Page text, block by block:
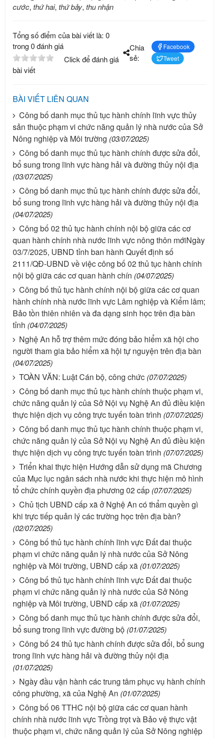
cước, thứ hai, thứ bảy, thu nhận
Tổng số điểm của bài viết là: 0
trong 0 đánh giá
Click để đánh giá
bài viết
Chia
sẻ:
Facebook
Tweet
BÀI VIẾT LIÊN QUAN
Công bố danh mục thủ tục hành chính lĩnh vực thủy
sản thuộc phạm vi chức năng quản lý nhà nước của Sở
Nông nghiệp và Môi trường (03/07/2025)
Công bố danh mục thủ tục hành chính được sửa đổi,
bổ sung trong lĩnh vực hàng hải và đường thủy nội địa
(03/07/2025)
Công bố danh mục thủ tục hành chính được sửa đổi,
bổ sung trong lĩnh vực hàng hải và đường thủy nội địa
(04/07/2025)
Công bố 02 thủ tục hành chính nội bộ giữa các cơ
quan hành chính nhà nước lĩnh vực nông thôn mớiNgày
03/7/2025, UBND tỉnh ban hành Quyết định số
2111/QĐ-UBND về việc công bố 02 thủ tục hành chính
nội bộ giữa các cơ quan hành chín (04/07/2025)
Công bố thủ tục hành chính nội bộ giữa các cơ quan
hành chính nhà nước lĩnh vực Lâm nghiệp và Kiểm lâm;
Bảo tồn thiên nhiên và đa dạng sinh học trên địa bàn
tỉnh (04/07/2025)
Nghệ An hỗ trợ thêm mức đóng bảo hiểm xã hội cho
người tham gia bảo hiểm xã hội tự nguyện trên địa bàn
(04/07/2025)
TOÀN VĂN: Luật Cán bộ, công chức (07/07/2025)
Công bố danh mục thủ tục hành chính thuộc phạm vi,
chức năng quản lý của Sở Nội vụ Nghệ An đủ điều kiện
thực hiện dịch vụ công trực tuyến toàn trình (07/07/2025)
Công bố danh mục thủ tục hành chính thuộc phạm vi,
chức năng quản lý của Sở Nội vụ Nghệ An đủ điều kiện
thực hiện dịch vụ công trực tuyến toàn trình (07/07/2025)
Triển khai thực hiện Hướng dẫn sử dụng mã Chương
của Mục lục ngân sách nhà nước khi thực hiện mô hình
tổ chức chính quyền địa phương 02 cấp (07/07/2025)
Chủ tịch UBND cấp xã ở Nghệ An có thẩm quyền gì
khi trực tiếp quản lý các trường học trên địa bàn?
(02/07/2025)
Công bố thủ tục hành chính lĩnh vực Đất đai thuộc
phạm vi chức năng quản lý nhà nước của Sở Nông
nghiệp và Môi trường, UBND cấp xã (01/07/2025)
Công bố thủ tục hành chính lĩnh vực Đất đai thuộc
phạm vi chức năng quản lý nhà nước của Sở Nông
nghiệp và Môi trường, UBND cấp xã (01/07/2025)
Công bố danh mục thủ tục hành chính được sửa đổi,
bổ sung trong lĩnh vực đường bộ (01/07/2025)
Công bố 24 thủ tục hành chính được sửa đổi, bổ sung
trong lĩnh vực hàng hải và đường thủy nội địa
(01/07/2025)
Ngày đầu vận hành các trung tâm phục vụ hành chính
công phường, xã của Nghệ An (01/07/2025)
Công bố 06 TTHC nội bộ giữa các cơ quan hành
chính nhà nước lĩnh vực Trồng trọt và Bảo vệ thực vật
thuộc phạm vi, chức năng quản lý của Sở Nông nghiệp